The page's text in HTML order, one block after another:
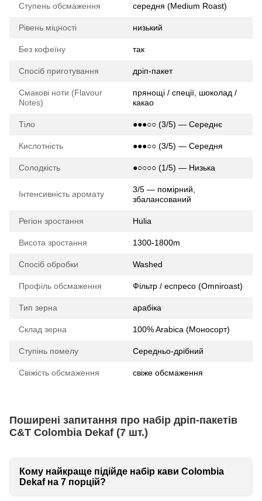
Ступень обсмаження середня (Medium Roast)
Рівень міцності низький
Без кофеїну так
Спосіб приготування дріп-пакет
Смакові ноти (Flavour
Notes)
прянощі / спеції, шоколад /
какао
Тіло ●●●○○ (3/5) — Середнє
Кислотність ●●●○○ (3/5) — Середня
Солодкість ●○○○○ (1/5) — Низька
Інтенсивність аромату
3/5 — помірний,
збалансований
Регіон зростання Hulia
Висота зростання 1300-1800m
Спосіб обробки Washed
Профіль обсмаження Фільтр / еспресо (Omniroast)
Тип зерна арабіка
Склад зерна 100% Arabica (Моносорт)
Ступінь помелу Середньо-дрібний
Свіжість обсмаження свіже обсмаження
Поширені запитання про набір дріп-пакетів
C&T Colombia Dekaf (7 шт.)
Кому найкраще підійде набір кави Colombia
Dekaf на 7 порцій?